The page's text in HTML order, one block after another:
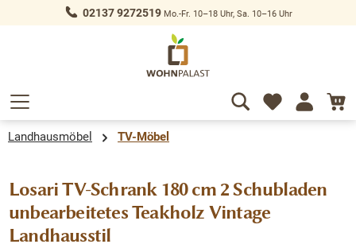
springen 02137 9272519Mo.-Fr. 10–18 Uhr, Sa. 10–16 Uhr
Landhausmöbel TV-Möbel
Losari TV-Schrank 180 cm 2 Schubladen
unbearbeitetes Teakholz Vintage
Landhausstil